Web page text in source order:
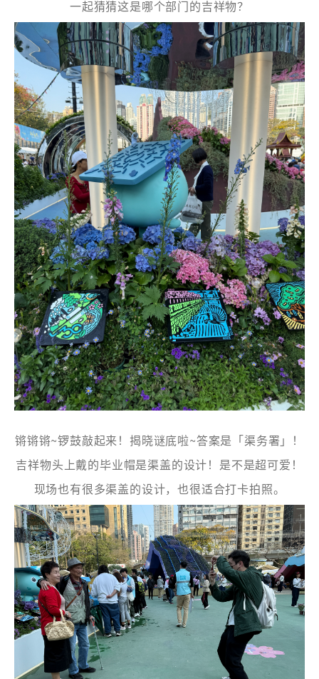
一起猜猜这是哪个部门的吉祥物？
锵锵锵~锣鼓敲起来！揭晓谜底啦~答案是「渠务署」！
吉祥物头上戴的毕业帽是渠盖的设计！是不是超可爱！
现场也有很多渠盖的设计，也很适合打卡拍照。